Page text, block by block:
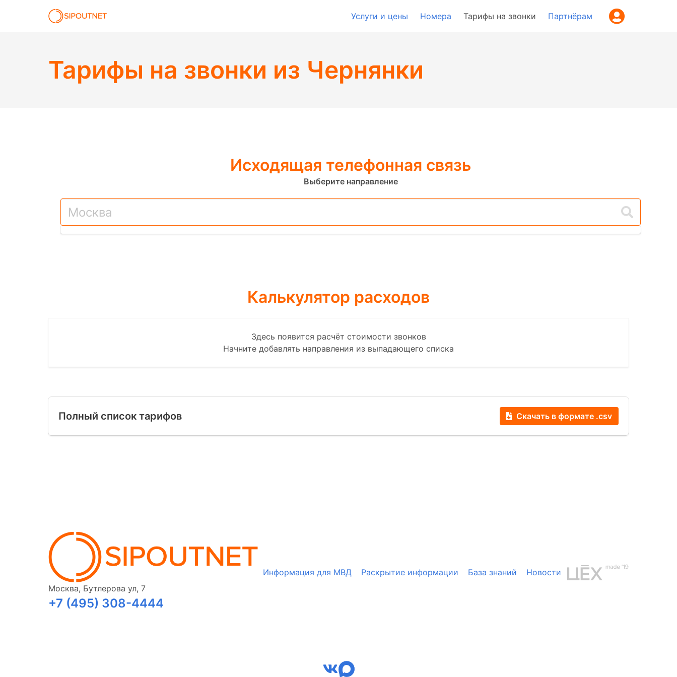
Услуги и цены Номера Тарифы на звонки Партнёрам
Тарифы на звонки из Чернянки
Исходящая телефонная связь
Выберите направление
Калькулятор расходов
Здесь появится расчёт стоимости звонков
Начните добавлять направления из выпадающего списка
Полный список тарифов Скачать в формате .csv
Москва, Бутлерова ул, 7
+7 (495) 308-4444
Информация для МВД Раскрытие информации База знаний Новости